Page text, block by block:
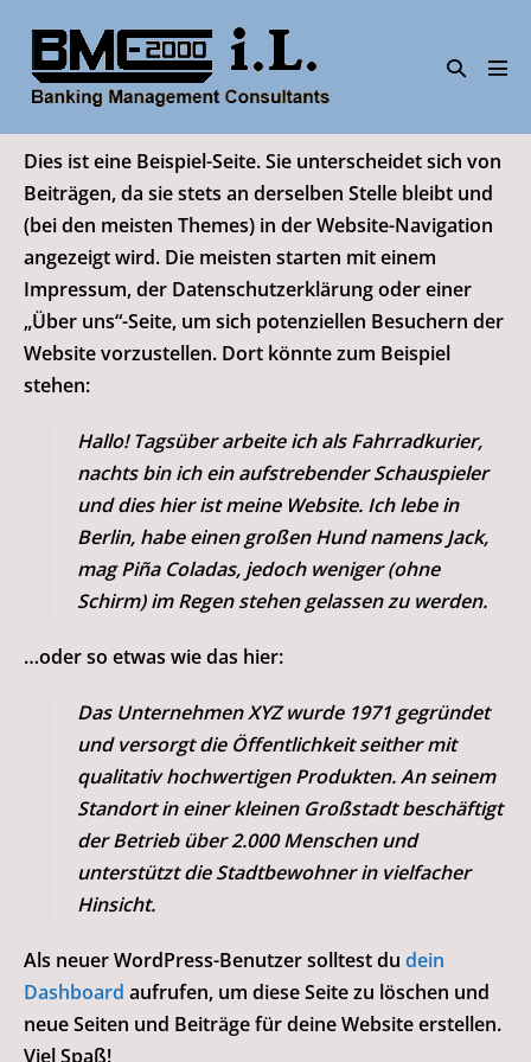
Inhalt
springen
Suche-
Dies ist eine Beispiel-Seite. Sie unterscheidet sich von
Beiträgen, da sie stets an derselben Stelle bleibt und
(bei den meisten Themes) in der Website-Navigation
angezeigt wird. Die meisten starten mit einem
Impressum, der Datenschutzerklärung oder einer
„Über uns“-Seite, um sich potenziellen Besuchern der
Website vorzustellen. Dort könnte zum Beispiel
stehen:
Hallo! Tagsüber arbeite ich als Fahrradkurier,
nachts bin ich ein aufstrebender Schauspieler
und dies hier ist meine Website. Ich lebe in
Berlin, habe einen großen Hund namens Jack,
mag Piña Coladas, jedoch weniger (ohne
Schirm) im Regen stehen gelassen zu werden.
…oder so etwas wie das hier:
Das Unternehmen XYZ wurde 1971 gegründet
und versorgt die Öffentlichkeit seither mit
qualitativ hochwertigen Produkten. An seinem
Standort in einer kleinen Großstadt beschäftigt
der Betrieb über 2.000 Menschen und
unterstützt die Stadtbewohner in vielfacher
Hinsicht.
Als neuer WordPress-Benutzer solltest du dein
Dashboard aufrufen, um diese Seite zu löschen und
neue Seiten und Beiträge für deine Website erstellen.
Viel Spaß!